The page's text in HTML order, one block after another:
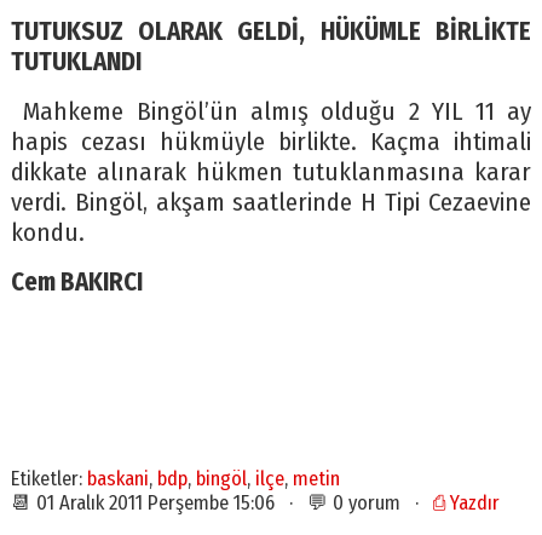
TUTUKSUZ OLARAK GELDİ, HÜKÜMLE BİRLİKTE
TUTUKLANDI
Mahkeme Bingöl’ün almış olduğu 2 YIL 11 ay
hapis cezası hükmüyle birlikte. Kaçma ihtimali
dikkate alınarak hükmen tutuklanmasına karar
verdi. Bingöl, akşam saatlerinde H Tipi Cezaevine
kondu.
Cem BAKIRCI
Etiketler: baskani, bdp, bingöl, ilçe, metin
📆 01 Aralık 2011 Perşembe 15:06 · 💬 0 yorum · ⎙ Yazdır